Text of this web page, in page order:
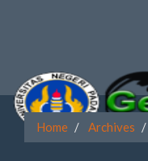
to
page
content
Home Archives